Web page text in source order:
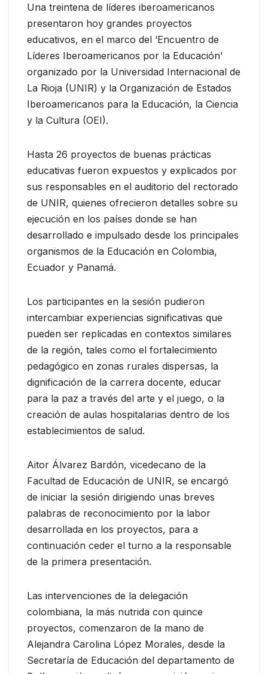
Una treintena de líderes iberoamericanos
presentaron hoy grandes proyectos
educativos, en el marco del ‘Encuentro de
Líderes Iberoamericanos por la Educación’
organizado por la Universidad Internacional de
La Rioja (UNIR) y la Organización de Estados
Iberoamericanos para la Educación, la Ciencia
y la Cultura (OEI).
Hasta 26 proyectos de buenas prácticas
educativas fueron expuestos y explicados por
sus responsables en el auditorio del rectorado
de UNIR, quienes ofrecieron detalles sobre su
ejecución en los países donde se han
desarrollado e impulsado desde los principales
organismos de la Educación en Colombia,
Ecuador y Panamá.
Los participantes en la sesión pudieron
intercambiar experiencias significativas que
pueden ser replicadas en contextos similares
de la región, tales como el fortalecimiento
pedagógico en zonas rurales dispersas, la
dignificación de la carrera docente, educar
para la paz a través del arte y el juego, o la
creación de aulas hospitalarias dentro de los
establecimientos de salud.
Aitor Álvarez Bardón, vicedecano de la
Facultad de Educación de UNIR, se encargó
de iniciar la sesión dirigiendo unas breves
palabras de reconocimiento por la labor
desarrollada en los proyectos, para a
continuación ceder el turno a la responsable
de la primera presentación.
Las intervenciones de la delegación
colombiana, la más nutrida con quince
proyectos, comenzaron de la mano de
Alejandra Carolina López Morales, desde la
Secretaría de Educación del departamento de